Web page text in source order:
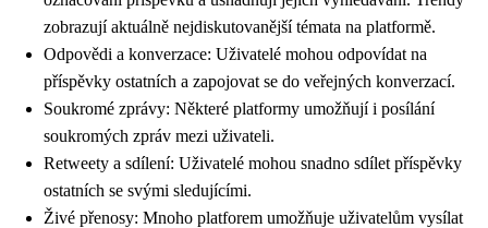
zobrazují aktuálně nejdiskutovanější témata na platformě.
Odpovědi a konverzace: Uživatelé mohou odpovídat na
příspěvky ostatních a zapojovat se do veřejných konverzací.
Soukromé zprávy: Některé platformy umožňují i posílání
soukromých zpráv mezi uživateli.
Retweety a sdílení: Uživatelé mohou snadno sdílet příspěvky
ostatních se svými sledujícími.
Živé přenosy: Mnoho platforem umožňuje uživatelům vysílat